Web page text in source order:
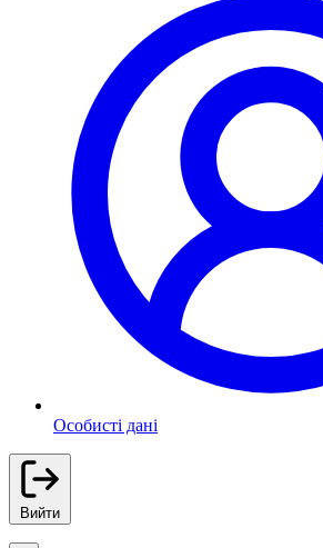
Особисті дані
Вийти